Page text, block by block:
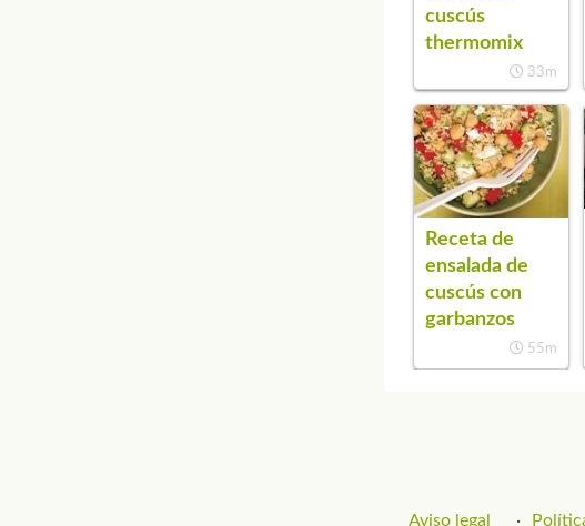
cuscús
thermomix
33m
Receta de
ensalada de
cuscús con
garbanzos
55m
Aviso legal